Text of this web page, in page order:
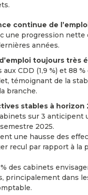
continue de
une progression nette
années.
toujours très
CDD (1,9 %) et 88
témoignant de la
branche.
stables à horizon
sur 3 anticipent
2025.
une hausse des
recul par rapport à la
des cabinets
principalement dans